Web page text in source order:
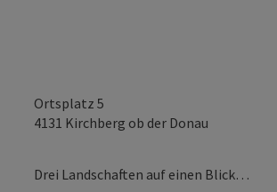
Ortsplatz 5
4131 Kirchberg ob der Donau
Drei Landschaften auf einen Blick…